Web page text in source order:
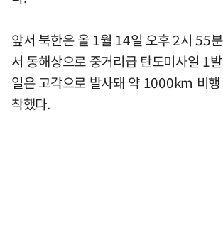
앞서 북한은 올 1월 14일 오후 2시 55
서 동해상으로 중거리급 탄도미사일 1
일은 고각으로 발사돼 약 1000km 비
착했다.